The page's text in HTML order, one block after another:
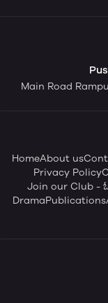
Main Road
HomeAbout us
Privacy Policy
Join our Club -
DramaPublications